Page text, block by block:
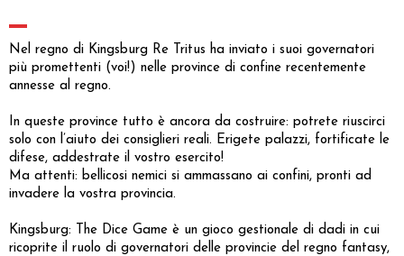
Nel regno di Kingsburg Re Tritus ha inviato i suoi governatori
più promettenti (voi!) nelle province di confine recentemente
annesse al regno.
In queste province tutto è ancora da costruire: potrete riuscirci
solo con l’aiuto dei consiglieri reali. Erigete palazzi, fortificate le
difese, addestrate il vostro esercito!
Ma attenti: bellicosi nemici si ammassano ai confini, pronti ad
invadere la vostra provincia.
Kingsburg: The Dice Game è un gioco gestionale di dadi in cui
ricoprite il ruolo di governatori delle provincie del regno fantasy,